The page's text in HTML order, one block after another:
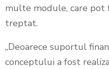
multe module, care pot
treptat.
„Deoarece suportul
conceptului a fost